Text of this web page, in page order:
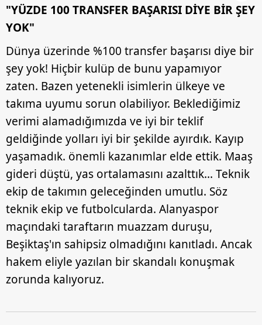
"YÜZDE 100 TRANSFER BAŞARISI DİYE BİR ŞEY
YOK"
Dünya üzerinde %100 transfer başarısı diye bir
şey yok! Hiçbir kulüp de bunu yapamıyor
zaten. Bazen yetenekli isimlerin ülkeye ve
takıma uyumu sorun olabiliyor. Beklediğimiz
verimi alamadığımızda ve iyi bir teklif
geldiğinde yolları iyi bir şekilde ayırdık. Kayıp
yaşamadık. önemli kazanımlar elde ettik. Maaş
gideri düştü, yas ortalamasını azalttık... Teknik
ekip de takımın geleceğinden umutlu. Söz
teknik ekip ve futbolcularda. Alanyaspor
maçındaki taraftarın muazzam duruşu,
Beşiktaş'ın sahipsiz olmadığını kanıtladı. Ancak
hakem eliyle yazılan bir skandalı konuşmak
zorunda kalıyoruz.